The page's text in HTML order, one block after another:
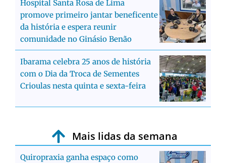
Hospital Santa Rosa de Lima
promove primeiro jantar beneficente
da história e espera reunir
comunidade no Ginásio Benão
Ibarama celebra 25 anos de história
com o Dia da Troca de Sementes
Crioulas nesta quinta e sexta-feira
Mais lidas da semana
Quiropraxia ganha espaço como